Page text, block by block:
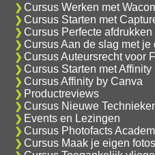
Cursus Werken met
Cursus Starten met
Cursus Perfecte afdrukken
Cursus Aan de slag met je
Cursus Auteursrecht voor
Cursus Starten met Affinity
Cursus Affinity by Canva
Productreviews
Cursus Nieuwe
Events en Lezingen
Cursus Photofacts
Cursus Maak je eigen